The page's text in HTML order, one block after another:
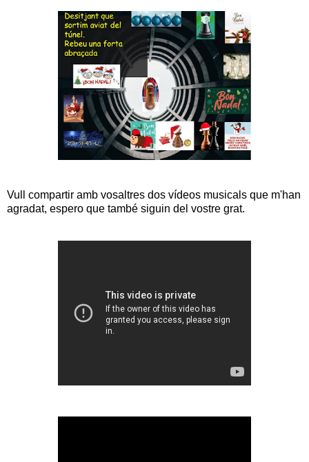
Vull compartir amb vosaltres dos vídeos musicals que m'han
agradat, espero que també siguin del vostre grat.